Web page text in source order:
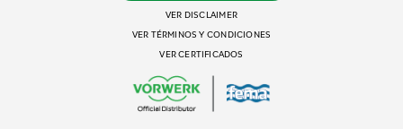
VER DISCLAIMER
VER TÉRMINOS Y CONDICIONES
VER CERTIFICADOS